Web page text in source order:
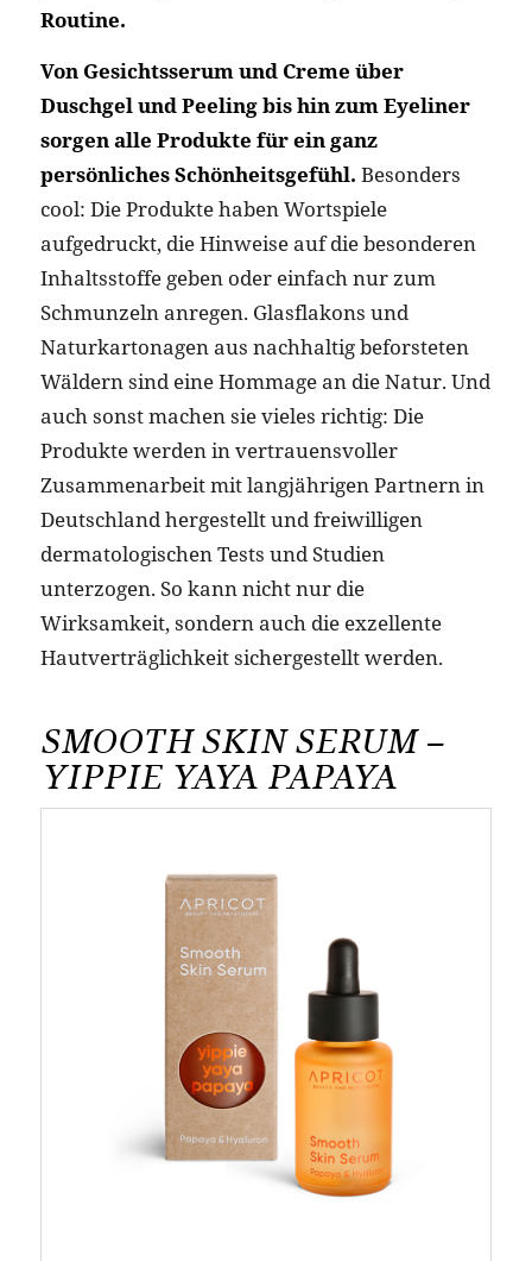
Routine.
Von Gesichtsserum und Creme über
Duschgel und Peeling bis hin zum Eyeliner
sorgen alle Produkte für ein ganz
persönliches Schönheitsgefühl. Besonders
cool: Die Produkte haben Wortspiele
aufgedruckt, die Hinweise auf die besonderen
Inhaltsstoffe geben oder einfach nur zum
Schmunzeln anregen. Glasflakons und
Naturkartonagen aus nachhaltig beforsteten
Wäldern sind eine Hommage an die Natur. Und
auch sonst machen sie vieles richtig: Die
Produkte werden in vertrauensvoller
Zusammenarbeit mit langjährigen Partnern in
Deutschland hergestellt und freiwilligen
dermatologischen Tests und Studien
unterzogen. So kann nicht nur die
Wirksamkeit, sondern auch die exzellente
Hautverträglichkeit sichergestellt werden.
SMOOTH SKIN SERUM –
YIPPIE YAYA PAPAYA